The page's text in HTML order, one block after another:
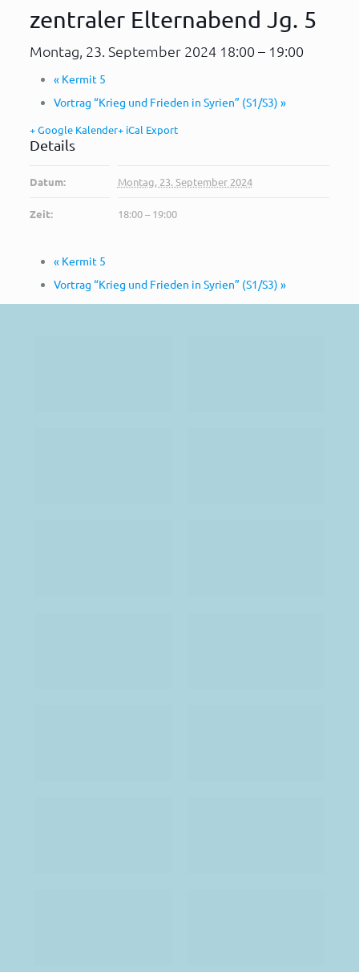
zentraler Elternabend Jg. 5
Montag, 23. September 2024 18:00 – 19:00
«Kermit 5
Vortrag “Krieg und Frieden in Syrien” (S1/S3) »
+ Google Kalender+ iCal Export
Details
Datum: Montag, 23. September 2024
Zeit: 18:00 – 19:00
«Kermit 5
Vortrag “Krieg und Frieden in Syrien” (S1/S3) »